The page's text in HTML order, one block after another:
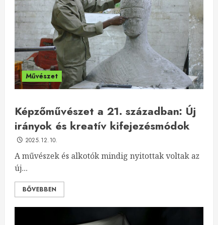
Művészet
Képzőművészet a 21. században: Új
irányok és kreatív kifejezésmódok
2025.12.10.
A művészek és alkotók mindig nyitottak voltak az
új...
BŐVEBBEN